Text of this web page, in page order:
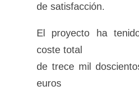
de satisfacción.
El proyecto ha
coste total
de trece mil
euros